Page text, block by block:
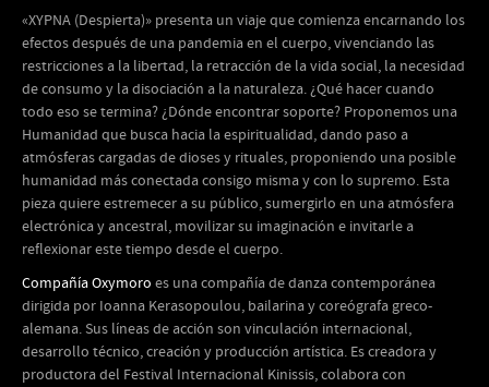
«XYPNA (Despierta)» presenta un viaje que comienza encarnando los
efectos después de una pandemia en el cuerpo, vivenciando las
restricciones a la libertad, la retracción de la vida social, la necesidad
de consumo y la disociación a la naturaleza. ¿Qué hacer cuando
todo eso se termina? ¿Dónde encontrar soporte? Proponemos una
Humanidad que busca hacia la espiritualidad, dando paso a
atmósferas cargadas de dioses y rituales, proponiendo una posible
humanidad más conectada consigo misma y con lo supremo. Esta
pieza quiere estremecer a su público, sumergirlo en una atmósfera
electrónica y ancestral, movilizar su imaginación e invitarle a
reflexionar este tiempo desde el cuerpo.
Compañía Oxymoro es una compañía de danza contemporánea
dirigida por Ioanna Kerasopoulou, bailarina y coreógrafa greco-
alemana. Sus líneas de acción son vinculación internacional,
desarrollo técnico, creación y producción artística. Es creadora y
productora del Festival Internacional Kinissis, colabora con